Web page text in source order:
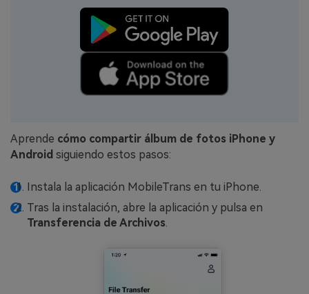
Aprende cómo compartir álbum de fotos iPhone y
Android siguiendo estos pasos:
Instala la aplicación MobileTrans en tu iPhone.
Tras la instalación, abre la aplicación y pulsa en
Transferencia de Archivos